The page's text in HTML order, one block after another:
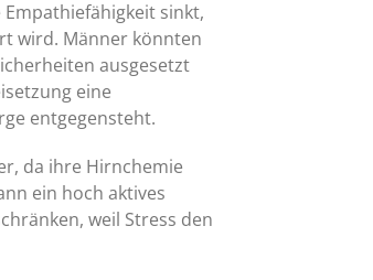
sinkt,
wird. Männer könnten
ausgesetzt
eine
entgegensteht.
da ihre Hirnchemie
ein hoch aktives
weil Stress den